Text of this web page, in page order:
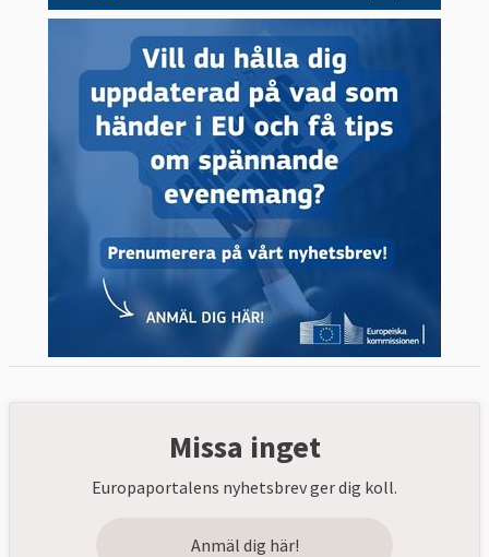
Missa inget
Europaportalens nyhetsbrev ger dig koll.
Anmäl dig här!